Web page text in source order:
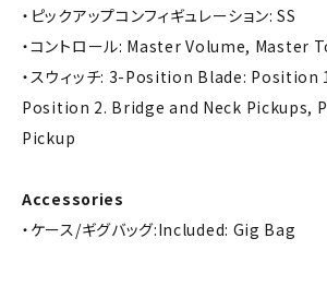
・ピックアップコンフィギュレーション: SS
・コントロール: Master Volume, Master
・スウィッチ: 3-Position Blade:
Position 2. Bridge and Neck Pickups,
Pickup
Accessories
・ケース/ギグバッグ:Included: Gig Bag